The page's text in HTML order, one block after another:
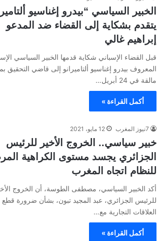
الخبير السياسي “بيدرو إغناسيو
يتقدم بشكاية إلى القضاء ضد المدعو
إبراهيم غالي
قبل القضاء الإسباني شكاية قدمها الخبير السياسي
المعروف بيدرو إغناسيو ألتاميرانو إلى قاضي التحقيق
مالقة في 24 أبريل…
أكمل القراءة »
7نيوز المغرب 12 مايو، 2021
خبير سياسي.. الخروج الأخير للرئيس
الجزائري يجسد مستوى الكراهية
للنظام اتجاه المغرب
أكد الخبير السياسي، مصطفى الطوسة، أن الخروج
للرئيس الجزائري، عبد المجيد تبون، بشأن ضرورة قطع
العلاقات التجارية مع…
أكمل القراءة »